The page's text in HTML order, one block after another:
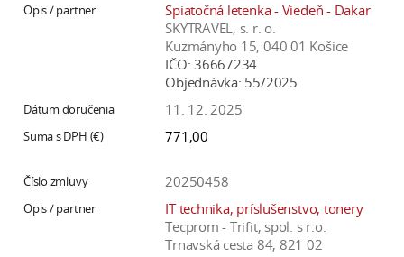
Spiatočná letenka - Viedeň - Dakar
SKYTRAVEL, s. r. o.
Kuzmányho 15, 040 01 Košice
IČO: 36667234
Objednávka: 55/2025
11. 12. 2025
771,00
20250458
IT technika, príslušenstvo, tonery
Tecprom - Trifit, spol. s r.o.
Trnavská cesta 84, 821 02